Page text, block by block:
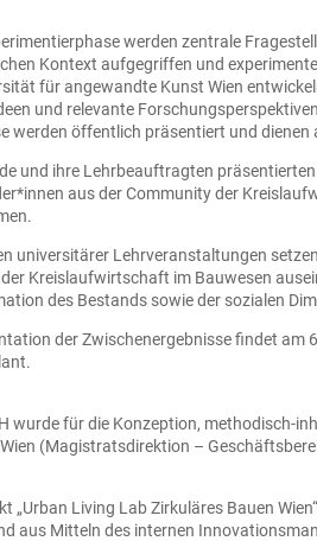
werden zentrale
Kontext aufgegriffen und
für angewandte Kunst Wien
und relevante
werden öffentlich präsentiert und
und ihre Lehrbeauftragten
aus der Community der
universitärer Lehrveranstaltungen
Kreislaufwirtschaft im Bauwesen
des Bestands sowie der sozialen
der Zwischenergebnisse findet
wurde für die Konzeption, methodisch-
(Magistratsdirektion –
„Urban Living Lab Zirkuläres Bauen
aus Mitteln des internen